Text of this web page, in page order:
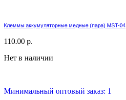
Клеммы аккумуляторные медные (пара) MST-04
110.00 р.
Нет в наличии
Минимальный оптовый заказ: 1